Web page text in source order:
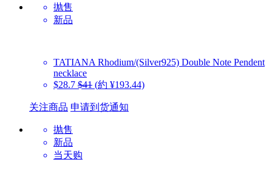
抛售
新品
TATIANA Rhodium/(Silver925) Double Note Pendent
necklace
$28.7 $41 (約 ¥193.44)
关注商品 申请到货通知
抛售
新品
当天购